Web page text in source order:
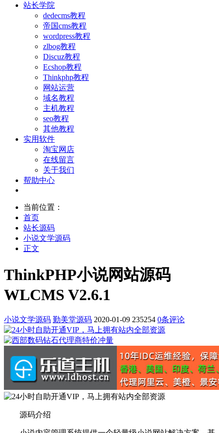
站长学院
dedecms教程
帝国cms教程
wordpress教程
zlbog教程
Discuz教程
Ecshop教程
Thinkphp教程
网站运营
域名教程
主机教程
seo教程
其他教程
实用软件
淘宝网店
在线留言
关于我们
帮助中心
当前位置：
首页
站长源码
小说文学源码
正文
ThinkPHP小说网站源码
WLCMS V2.6.1
小说文学源码 勤美堂源码 2020-01-09 235254 0条评论
源码介绍